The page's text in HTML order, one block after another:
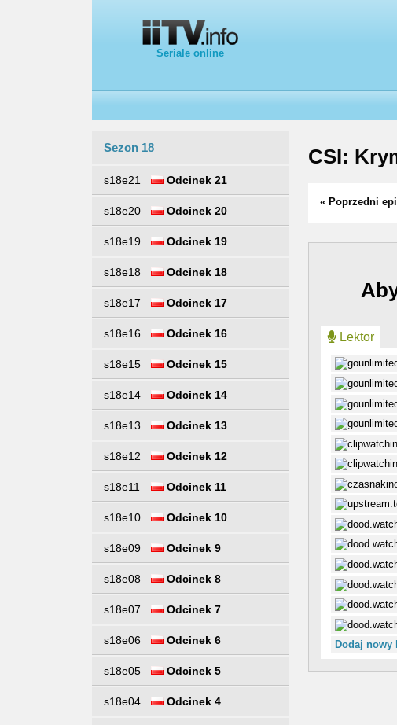
Seriale online
Sezon 18
s18e21 Odcinek 21
s18e20 Odcinek 20
s18e19 Odcinek 19
s18e18 Odcinek 18
s18e17 Odcinek 17
s18e16 Odcinek 16
s18e15 Odcinek 15
s18e14 Odcinek 14
s18e13 Odcinek 13
s18e12 Odcinek 12
s18e11 Odcinek 11
s18e10 Odcinek 10
s18e09 Odcinek 9
s18e08 Odcinek 8
s18e07 Odcinek 7
s18e06 Odcinek 6
s18e05 Odcinek 5
s18e04 Odcinek 4
CSI:
« Poprzedni
Lektor
Dodaj nowy